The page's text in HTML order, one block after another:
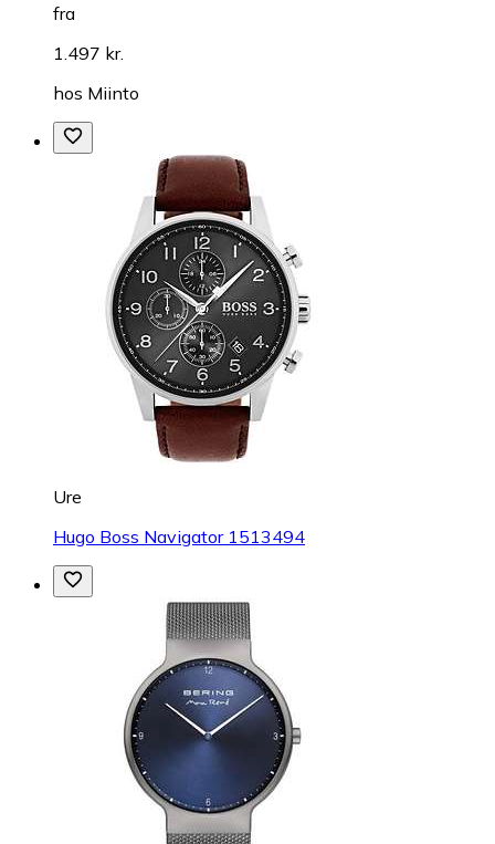
fra
1.497 kr.
hos Miinto
Ure
Hugo Boss Navigator 1513494